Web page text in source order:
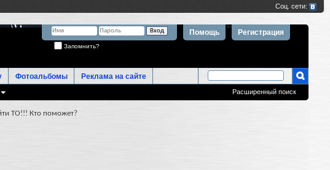
Регистрация
Помощь
Запомнить?
Фотоальбомы Реклама на сайте
Расширенный поиск
ТО!!! Кто поможет?